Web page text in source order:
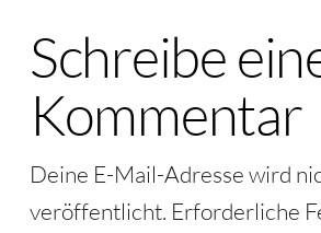
Schreibe
Kommentar
Deine E-Mail-Adresse wird
veröffentlicht. Erforderliche